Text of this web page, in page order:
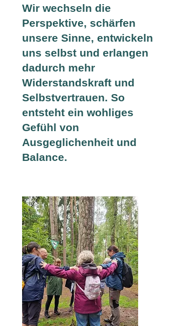
Wir wechseln die
Perspektive, schärfen
unsere Sinne, entwickeln
uns selbst und erlangen
dadurch mehr
Widerstandskraft und
Selbstvertrauen. So
entsteht ein wohliges
Gefühl von
Ausgeglichenheit und
Balance.​